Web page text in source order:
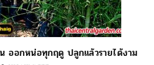
ออกหน่อทุกฤดู ปลูกแล้วรายได้งาม